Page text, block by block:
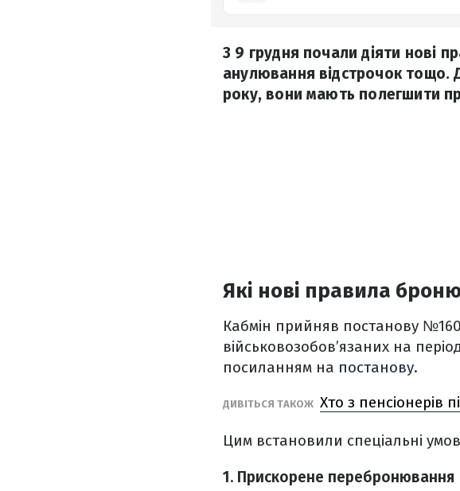
З 9 грудня почали діяти нові
анулювання відстрочок тощо.
року, вони мають полегшити
Які нові правила
Кабмін прийняв постанову
військовозобов’язаних на
посиланням на постанову.
ДИВІТЬСЯ ТАКОЖ Хто з пенсіонерів
Цим встановили спеціальні
1. Прискорене перебронювання